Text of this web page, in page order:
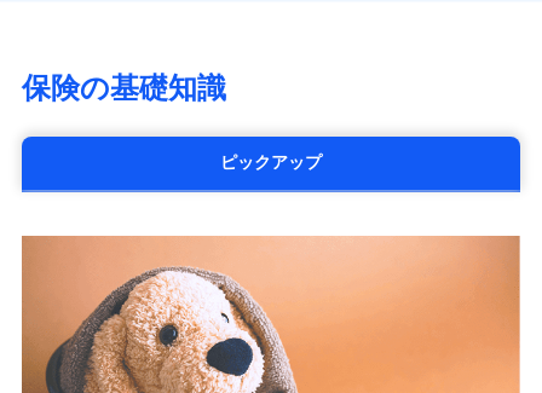
太陽生命保険株式会社（https://www.taiyo-
チューリッヒ生命保険株式会社
（https://www.zurichlife.co.jp/）
東京海上日動あんしん生命保険株式会社
（https://www.nanairolife.co.jp/）
日本生命保険相互会社
（https://www.nissay.co.jp）
はなさく生命保険株式会社
（https://www.life8739.co.jp/）
保険の基礎知識
ピックアップ